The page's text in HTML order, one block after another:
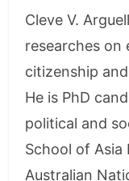
Cleve V.
researches on
citizenship
He is PhD
political and
School of
Australian